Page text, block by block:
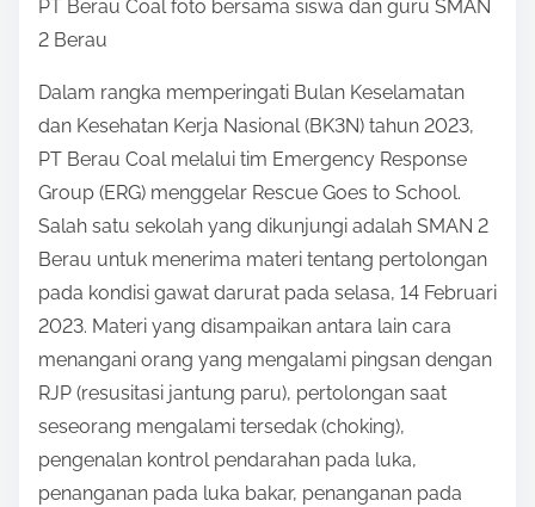
o
:
PT Berau Coal foto bersama siswa dan guru SMAN
2 Berau
Dalam rangka memperingati Bulan Keselamatan
dan Kesehatan Kerja Nasional (BK3N) tahun 2023,
PT Berau Coal melalui tim Emergency Response
Group (ERG) menggelar Rescue Goes to School.
Salah satu sekolah yang dikunjungi adalah SMAN 2
Berau untuk menerima materi tentang pertolongan
pada kondisi gawat darurat pada selasa, 14 Februari
2023. Materi yang disampaikan antara lain cara
menangani orang yang mengalami pingsan dengan
RJP (resusitasi jantung paru), pertolongan saat
seseorang mengalami tersedak (choking),
pengenalan kontrol pendarahan pada luka,
penanganan pada luka bakar, penanganan pada